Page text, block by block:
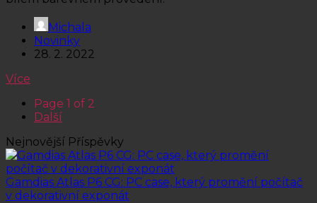
Michala
Novinky
28. 2. 2022
Více
Page 1 of 2
Další
Nejnovější Příspěvky
Gamdias Atlas P6 CG: PC case, který promění počítač
v dekorativní exponát